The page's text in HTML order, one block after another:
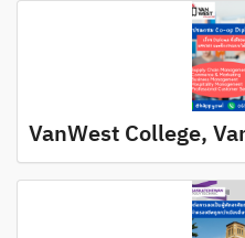
VanWest College,